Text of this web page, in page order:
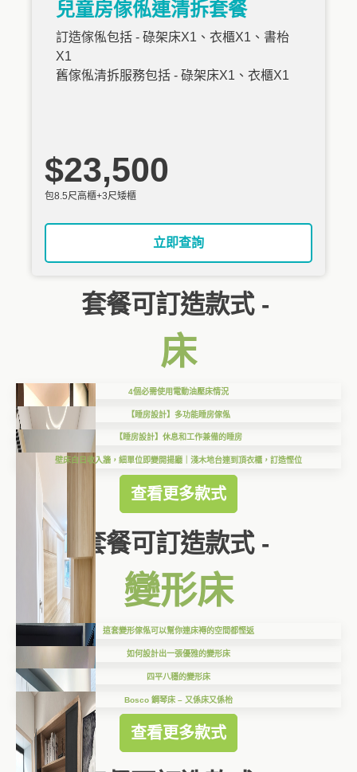
兒童房傢俬連清拆套餐
訂造傢俬包括 - 碌架床X1、衣櫃X1、書枱
X1
舊傢俬清拆服務包括 - 碌架床X1、衣櫃X1
$23,500
包8.5尺高櫃+3尺矮櫃
立即查詢
套餐可訂造款式 -
床
4個必需使用電動油壓床情況
【睡房設計】多功能睡房傢俬
【睡房設計】休息和工作兼備的睡房
壁床白日收入牆，細單位即變開揚廳｜淺木地台連到頂衣櫃，訂造慳位
查看更多款式
套餐可訂造款式 -
變形床
這套變形傢俬可以幫你連床褥的空間都慳返
如何設計出一張優雅的變形床
四平八穩的變形床
Bosco 鋼琴床 – 又係床又係枱
查看更多款式